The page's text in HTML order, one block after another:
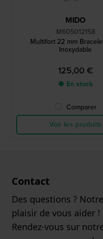
MIDO
M605012158
Multifort 22 mm
Inoxydable
125,00 €
● En stock
Comparer
Voir les produits
Contact
Des questions ?
plaisir de vous aider !
Rendez-vous sur